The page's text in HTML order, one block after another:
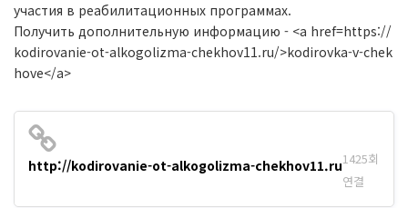
участия в реабилитационных программах.
Получить дополнительную информацию - <a href=https://
kodirovanie-ot-alkogolizma-chekhov11.ru/>kodirovka-v-chek
hove</a>
http://kodirovanie-ot-alkogolizma-chekhov11.ru1425회
연결